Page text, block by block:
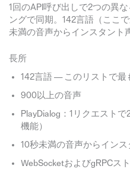
1回のAPI呼び出しで2つの異
ングで同期。142言語（ここ
未満の音声からインスタント
長所
142言語 — このリストで最
900以上の音声
PlayDialog：1リクエスト
機能）
10秒未満の音声からイン
WebSocketおよびgRPCス